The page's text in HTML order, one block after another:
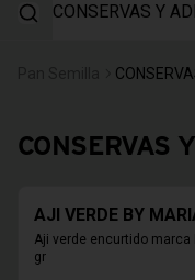
CONSERVAS Y
CONSERVAS
AJI VERDE BY
Aji verde encurtido marca
gr